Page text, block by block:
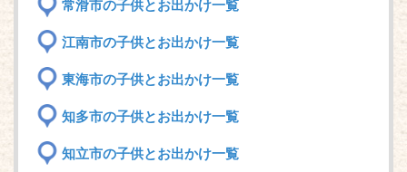
常滑市の子供とお出かけ一覧
江南市の子供とお出かけ一覧
東海市の子供とお出かけ一覧
知多市の子供とお出かけ一覧
知立市の子供とお出かけ一覧